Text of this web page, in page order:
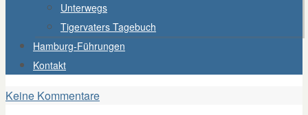
Unterwegs
Tigervaters Tagebuch
Hamburg-Führungen
Kontakt
Keine Kommentare